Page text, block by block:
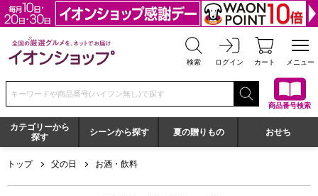
全国の厳選グルメを、ネットでお届け イオンショップ
検索 ログイン カート メニュー
検索キーワードまたは商品番号を入力してください
商品番号検索
カテゴリーから
探す
シーンから探す 夏の贈りもの おせち
トップ 父の日 お酒・飲料